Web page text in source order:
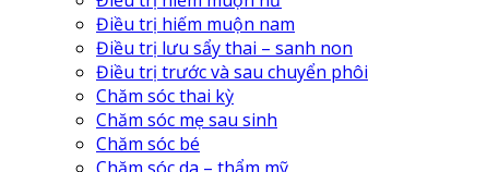
Điều trị hiếm muộn nam
Điều trị lưu sẩy thai – sanh non
Điều trị trước và sau chuyển phôi
Chăm sóc thai kỳ
Chăm sóc mẹ sau sinh
Chăm sóc bé